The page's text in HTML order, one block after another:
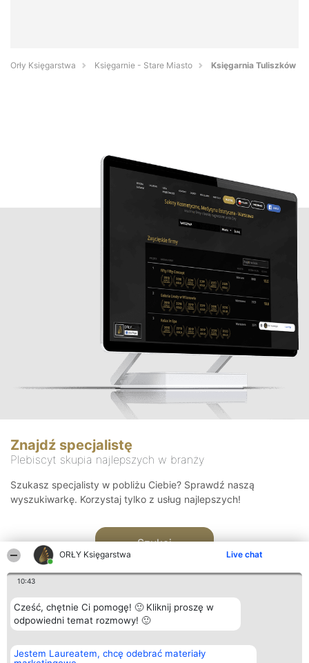
ORŁY Księgarstwa Live chat
10:43
Cześć, chętnie Ci pomogę! 🙂 Kliknij proszę w
odpowiedni temat rozmowy! 🙂
Jestem Laureatem, chcę odebrać materiały
Orły Księgarstwa Księgarnie - Stare Miasto Księgarnia Tuliszków
Znajdź specjalistę
Plebiscyt skupia najlepszych w branży
Szukasz specjalisty w pobliżu Ciebie? Sprawdź naszą
wyszukiwarkę. Korzystaj tylko z usług najlepszych!
Szukaj
Organizator plebiscytu
Bright Side Solutions sp. z o.
Plebiscyt
Laureaci
Kontakt
Kontakt